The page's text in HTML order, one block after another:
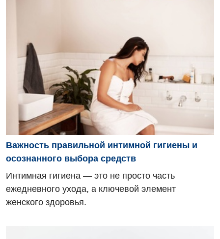
Детская эндокринология
Педиатрия
Важность правильной интимной гигиены и
осознанного выбора средств
Интимная гигиена — это не просто часть
ежедневного ухода, а ключевой элемент
женского здоровья.